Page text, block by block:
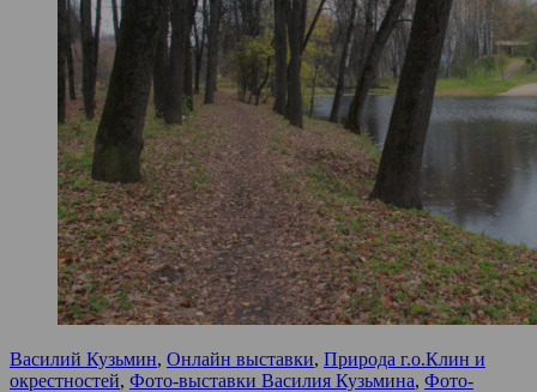
Василий Кузьмин, Онлайн выставки, Природа г.о.Клин и
окрестностей, Фото-выставки Василия Кузьмина, Фото-